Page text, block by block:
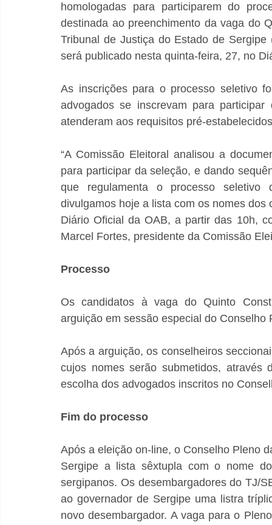
homologadas para participarem do
destinada ao preenchimento da vaga do
Tribunal de Justiça do Estado de
será publicado nesta quinta-feira, 27, no
As inscrições para o processo seletivo
advogados se inscrevam para
atenderam aos requisitos pré-
“A Comissão Eleitoral analisou a
para participar da seleção, e dando
que regulamenta o processo seletivo
divulgamos hoje a lista com os nomes
Diário Oficial da OAB, a partir das 10h,
Marcel Fortes, presidente da Comissão
Processo
Os candidatos à vaga do Quinto
arguição em sessão especial do
Após a arguição, os conselheiros
cujos nomes serão submetidos,
escolha dos advogados inscritos no
Fim do processo
Após a eleição on-line, o Conselho Pleno
Sergipe a lista sêxtupla com o nome
sergipanos. Os desembargadores do TJ/
ao governador de Sergipe uma listra
novo desembargador. A vaga para o